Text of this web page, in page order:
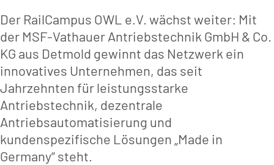
Der RailCampus OWL e.V. wächst weiter: Mit
der MSF-Vathauer Antriebstechnik GmbH & Co.
KG aus Detmold gewinnt das Netzwerk ein
innovatives Unternehmen, das seit
Jahrzehnten für leistungsstarke
Antriebstechnik, dezentrale
Antriebsautomatisierung und
kundenspezifische Lösungen „Made in
Germany“ steht.